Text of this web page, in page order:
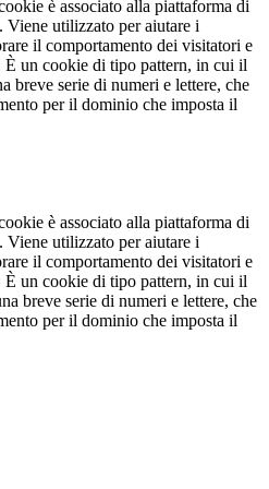
è associato alla piattaforma di
utilizzato per aiutare i
il comportamento dei visitatori e
È un cookie di tipo pattern, in cui il
breve serie di numeri e lettere, che
per il dominio che imposta il
è associato alla piattaforma di
utilizzato per aiutare i
il comportamento dei visitatori e
È un cookie di tipo pattern, in cui il
breve serie di numeri e lettere, che
per il dominio che imposta il